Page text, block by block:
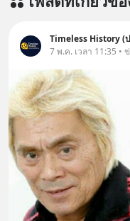
เครี
ผ
บร
เพิ่ม
หลับ
สั่งซื้
Timeless History (
7 พ.ค. เวลา 11:35 •